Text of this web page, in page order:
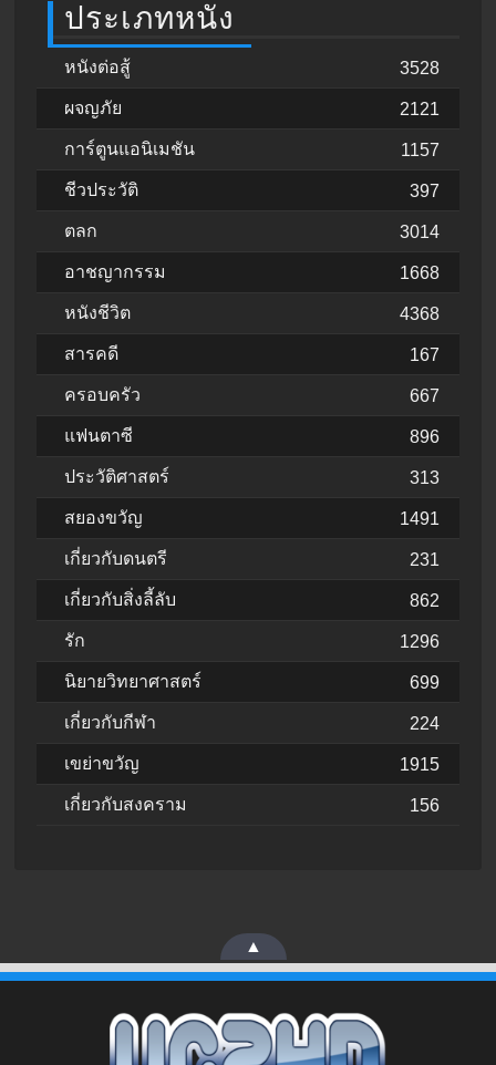
ประเภทหนัง
หนังต่อสู้ 3528
ผจญภัย 2121
การ์ตูนแอนิเมชัน 1157
ชีวประวัติ 397
ตลก 3014
อาชญากรรม 1668
หนังชีวิต 4368
สารคดี 167
ครอบครัว 667
แฟนตาซี 896
ประวัติศาสตร์ 313
สยองขวัญ 1491
เกี่ยวกับดนตรี 231
เกี่ยวกับสิ่งลี้ลับ 862
รัก 1296
นิยายวิทยาศาสตร์ 699
เกี่ยวกับกีฬา 224
เขย่าขวัญ 1915
เกี่ยวกับสงคราม 156
▲